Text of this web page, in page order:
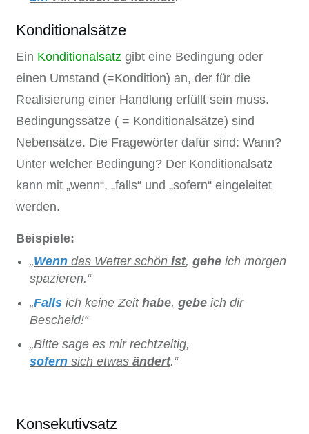
Konditionalsätze
Ein Konditionalsatz gibt eine Bedingung oder
einen Umstand (=Kondition) an, der für die
Realisierung einer Handlung erfüllt sein muss.
Bedingungssätze ( = Konditionalsätze) sind
Nebensätze. Die Fragewörter dafür sind: Wann?
Unter welcher Bedingung? Der Konditionalsatz
kann mit „wenn“, „falls“ und „sofern“ eingeleitet
werden.
Beispiele:
„Wenn das Wetter schön ist, gehe ich morgen
spazieren.“
„Falls ich keine Zeit habe, gebe ich dir
Bescheid!“
„Bitte sage es mir rechtzeitig,
sofern sich etwas ändert.“
Konsekutivsatz